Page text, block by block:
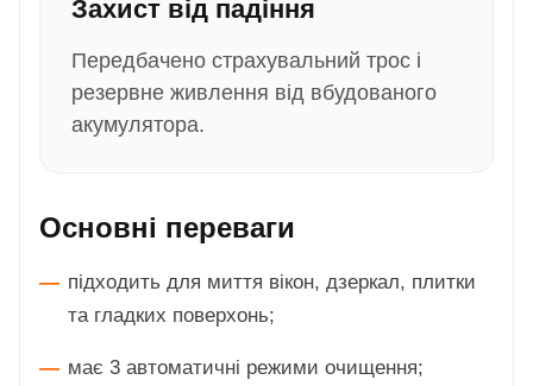
Захист від падіння
Передбачено страхувальний трос і
резервне живлення від вбудованого
акумулятора.
Основні переваги
підходить для миття вікон, дзеркал, плитки
та гладких поверхонь;
має 3 автоматичні режими очищення;